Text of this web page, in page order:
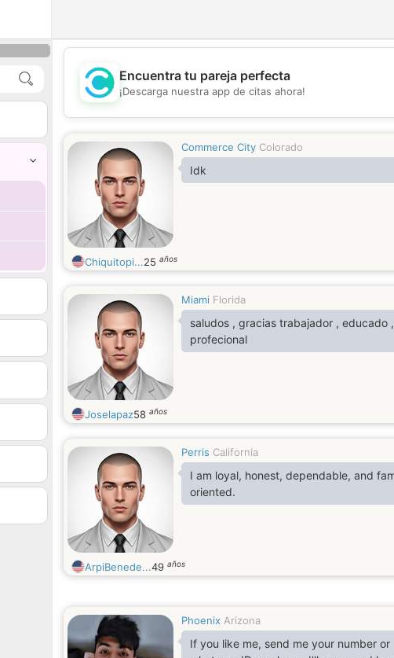
💖
💕
Encuentra tu pareja perfecta
¡Descarga nuestra app de citas ahora!
Commerce City Colorado
Idk
Chiquitopi...25 años
Miami Florida
saludos , gracias trabajador , educado ,
profecional
Joselapaz58 años
Perris California
I am loyal, honest, dependable, and
oriented.
ArpiBenede...49 años
Phoenix Arizona
If you like me, send me your number or